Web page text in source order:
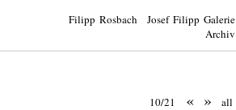
Filipp Rosbach Josef Filipp Galerie
Archiv
10/21 « » all